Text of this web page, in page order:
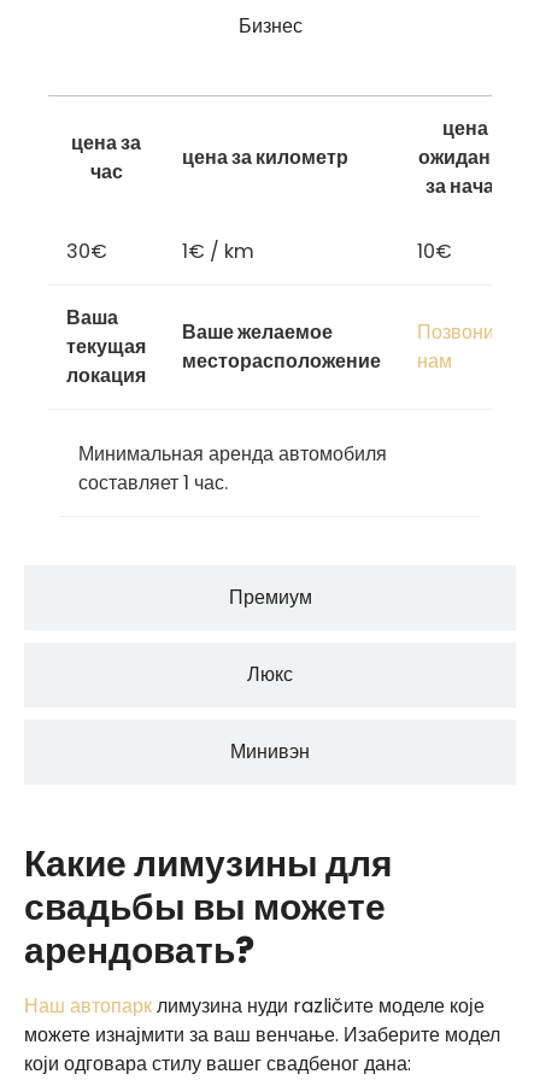
Бизнес
Премиум
Люкс
Минивэн
цена за
час
цена за километр
цена
ожидания
за начас
30€ 1€ / km 10€
Ваша
текущая
локация
Ваше желаемое
месторасположение
Позвоните
нам
Минимальная аренда автомобиля
составляет 1 час.
Какие лимузины для
свадьбы вы можете
арендовать?
Наш автопарклимузина нуди različите моделе које
можете изнајмити за ваш венчање. Изаберите модел
који одговара стилу вашег свадбеног дана: